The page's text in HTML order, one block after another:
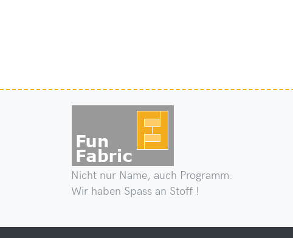
Nicht nur Name, auch Programm:
Wir haben Spass an Stoff !